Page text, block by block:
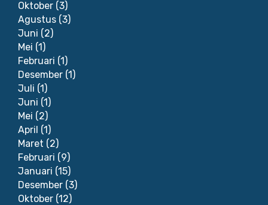
Oktober (3)
Agustus (3)
Juni (2)
Mei (1)
Februari (1)
Desember (1)
Juli (1)
Juni (1)
Mei (2)
April (1)
Maret (2)
Februari (9)
Januari (15)
Desember (3)
Oktober (12)